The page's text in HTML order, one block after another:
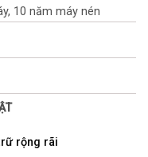
10 năm máy nén
rộng rãi